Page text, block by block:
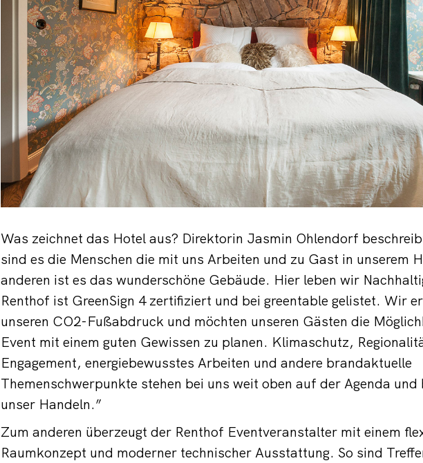
Was zeichnet das Hotel aus? Direktorin Jasmin Ohlendorf
sind es die Menschen die mit uns Arbeiten und zu Gast in unserem
anderen ist es das wunderschöne Gebäude. Hier leben wir
Renthof ist GreenSign 4 zertifiziert und bei greentable gelistet. Wir
unseren CO2-Fußabdruck und möchten unseren Gästen die
Event mit einem guten Gewissen zu planen. Klimaschutz,
Engagement, energiebewusstes Arbeiten und andere brandaktuelle
Themenschwerpunkte stehen bei uns weit oben auf der Agenda und
unser Handeln.”
Zum anderen überzeugt der Renthof Eventveranstalter mit einem
Raumkonzept und moderner technischer Ausstattung. So sind